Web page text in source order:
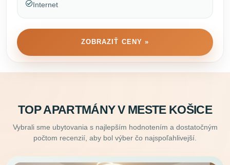
Internet
ZOBRAZIŤ CENY »
TOP APARTMÁNY V MESTE KOŠICE
Vybrali sme ubytovania s najlepším hodnotením a dostatočným
počtom recenzií, aby bol výber čo najspoľahlivejší.